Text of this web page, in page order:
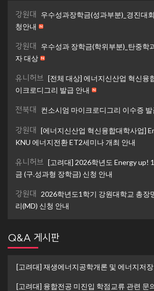
강원대
우수성과장학금(성과부분)_경진대
청안내
강원대
우수성과 장학금(학위부분)_탄중학
자 대상
유니허브 [전체 대상] 에너지신산업 혁신융
이크로디그리 발급 안내
전북대 컨소시엄 마이크로디그리 이수증 발
강원대 [에너지신산업 혁신융합대학사업]
KNU 에너지전환 ET2세미나 개최 안내
유니허브 [고려대] 2026학년도 Energy up!
금 (구.성과형 장학금) 신청 안내
강원대
2026학년도1학기 강원대학교 총장
리(MD) 신청 안내
Q&A 게시판
[고려대] 재생에너지공학개론 및 에너지저
[고려대] 융합전공 미진입 학점교류 관련 문